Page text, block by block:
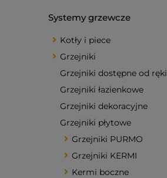
Systemy grzewcze
Kotły i piece
Grzejniki
Grzejniki dostępne od ręki
Grzejniki łazienkowe
Grzejniki dekoracyjne
Grzejniki płytowe
Grzejniki PURMO
Grzejniki KERMI
Kermi boczne